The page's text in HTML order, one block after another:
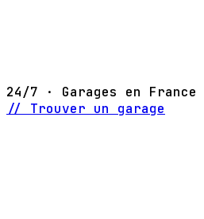
24/7 · Garages en France
// Trouver un garage